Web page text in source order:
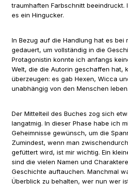
traumhaften Farbschnitt beeindruckt.
es ein Hingucker.
In Bezug auf die Handlung hat es bei
gedauert, um vollständig in die
Protagonistin konnte ich anfangs
Welt, die die Autorin geschaffen hat,
überzeugen: es gab Hexen, Wicca
unabhängig von den Menschen leben.
Der Mittelteil des Buches zog sich
langatmig. In dieser Phase habe ich
Geheimnisse gewünsch, um die
Zumindest, wenn man
gefüttert wird, ist mir wichtig. Ein
sind die vielen Namen und
Geschichte auftauchen. Manchmal
Überblick zu behalten, wer nun wer